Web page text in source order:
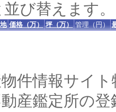
び替えます。
価格（万） 坪（万） 管理（円）
件情報サイト
産鑑定所の